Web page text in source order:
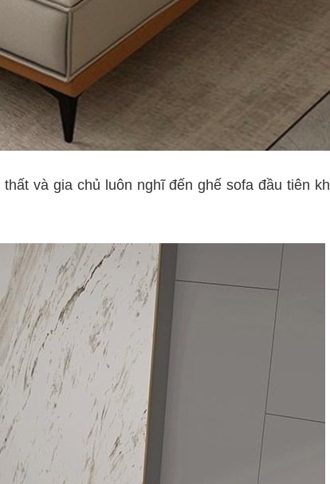
và gia chủ luôn nghĩ đến ghế sofa đầu tiên